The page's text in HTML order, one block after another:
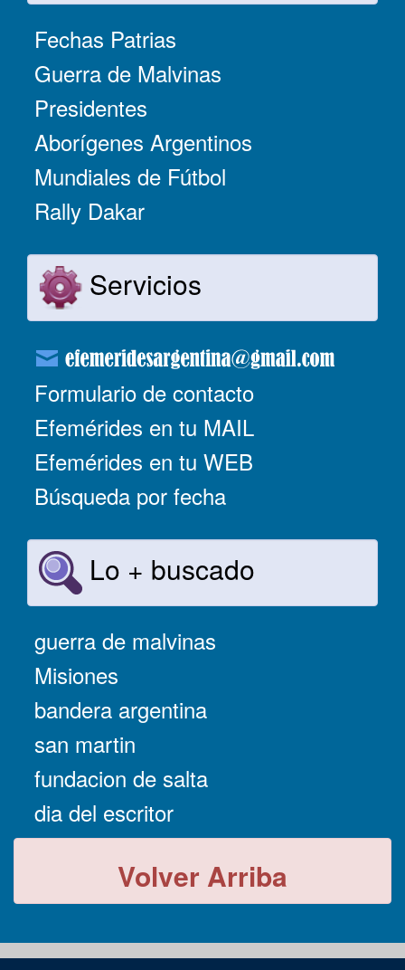
Fechas Patrias
Guerra de Malvinas
Presidentes
Aborígenes Argentinos
Mundiales de Fútbol
Rally Dakar
Servicios
Formulario de contacto
Efemérides en tu MAIL
Efemérides en tu WEB
Búsqueda por fecha
Lo + buscado
guerra de malvinas
Misiones
bandera argentina
san martin
fundacion de salta
dia del escritor
Volver Arriba